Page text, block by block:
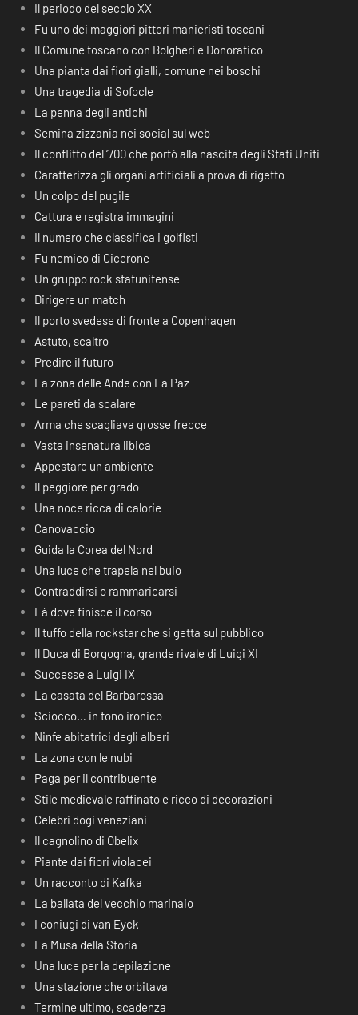
Il periodo del secolo XX
Fu uno dei maggiori pittori manieristi toscani
Il Comune toscano con Bolgheri e Donoratico
Una pianta dai fiori gialli, comune nei boschi
Una tragedia di Sofocle
La penna degli antichi
Semina zizzania nei social sul web
Il conflitto del ‘700 che portò alla nascita degli Stati Uniti
Caratterizza gli organi artificiali a prova di rigetto
Un colpo del pugile
Cattura e registra immagini
Il numero che classifica i golfisti
Fu nemico di Cicerone
Un gruppo rock statunitense
Dirigere un match
Il porto svedese di fronte a Copenhagen
Astuto, scaltro
Predire il futuro
La zona delle Ande con La Paz
Le pareti da scalare
Arma che scagliava grosse frecce
Vasta insenatura libica
Appestare un ambiente
Il peggiore per grado
Una noce ricca di calorie
Canovaccio
Guida la Corea del Nord
Una luce che trapela nel buio
Contraddirsi o rammaricarsi
Là dove finisce il corso
Il tuffo della rockstar che si getta sul pubblico
Il Duca di Borgogna, grande rivale di Luigi XI
Successe a Luigi IX
La casata del Barbarossa
Sciocco… in tono ironico
Ninfe abitatrici degli alberi
La zona con le nubi
Paga per il contribuente
Stile medievale raffinato e ricco di decorazioni
Celebri dogi veneziani
Il cagnolino di Obelix
Piante dai fiori violacei
Un racconto di Kafka
La ballata del vecchio marinaio
I coniugi di van Eyck
La Musa della Storia
Una luce per la depilazione
Una stazione che orbitava
Termine ultimo, scadenza